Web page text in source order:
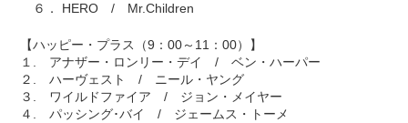
６． HERO / Mr.Children
【ハッピー・プラス（9：00～11：00）】
１. アナザー・ロンリー・デイ / ベン・ハーパー
２. ハーヴェスト / ニール・ヤング
３. ワイルドファイア / ジョン・メイヤー
４. パッシング･バイ / ジェームス・トーメ